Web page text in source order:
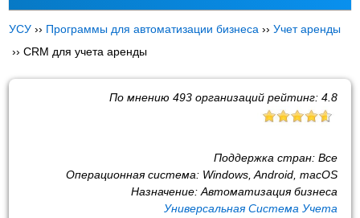
УСУ ›› Программы для автоматизации бизнеса ››Учет аренды
››CRM для учета аренды
По мнению 493организаций рейтинг: 4.8
Поддержка стран: Все
Операционная система: Windows, Android, macOS
Назначение: Автоматизация бизнеса
Универсальная Система Учета